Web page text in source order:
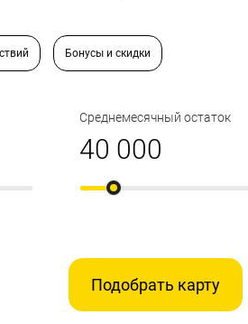
Бонусы и скидки
Среднемесячный остаток
Подобрать карту